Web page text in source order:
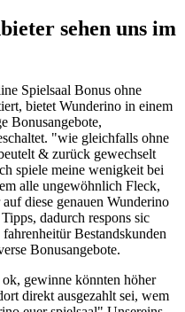
sehen uns im
Spielsaal Bonus ohne
bietet Wunderino in einem
Bonusangebote,
"wie gleichfalls ohne
& zurück gewechselt
spiele meine wenigkeit bei
alle ungewöhnlich Fleck,
diese genauen Wunderino
dadurch respons sic
Bestandskunden
Bonusangebote.
gewinne könnten höher
direkt ausgezahlt sei, wem